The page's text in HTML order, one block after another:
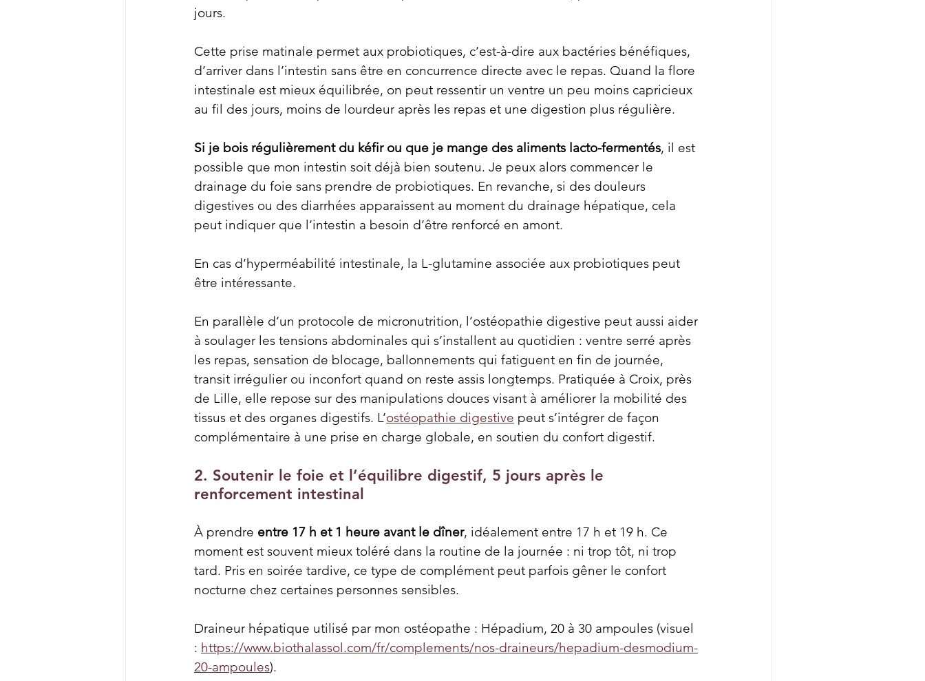
jours.
Cette prise matinale permet aux probiotiques, c’est-à-dire aux bactéries bénéfiques,
d’arriver dans l’intestin sans être en concurrence directe avec le repas. Quand la flore
intestinale est mieux équilibrée, on peut ressentir un ventre un peu moins capricieux
au fil des jours, moins de lourdeur après les repas et une digestion plus régulière.
Si je bois régulièrement du kéfir ou que je mange des aliments lacto-fermentés, il est
possible que mon intestin soit déjà bien soutenu. Je peux alors commencer le
drainage du foie sans prendre de probiotiques. En revanche, si des douleurs
digestives ou des diarrhées apparaissent au moment du drainage hépatique, cela
peut indiquer que l’intestin a besoin d’être renforcé en amont.
En cas d’hyperméabilité intestinale, la L-glutamine associée aux probiotiques peut
être intéressante.
En parallèle d’un protocole de micronutrition, l’ostéopathie digestive peut aussi aider
à soulager les tensions abdominales qui s’installent au quotidien : ventre serré après
les repas, sensation de blocage, ballonnements qui fatiguent en fin de journée,
transit irrégulier ou inconfort quand on reste assis longtemps. Pratiquée à Croix, près
de Lille, elle repose sur des manipulations douces visant à améliorer la mobilité des
tissus et des organes digestifs. L’ostéopathie digestive peut s’intégrer de façon
complémentaire à une prise en charge globale, en soutien du confort digestif.
2. Soutenir le foie et l’équilibre digestif, 5 jours après le
renforcement intestinal
À prendre entre 17 h et 1 heure avant le dîner, idéalement entre 17 h et 19 h. Ce
moment est souvent mieux toléré dans la routine de la journée : ni trop tôt, ni trop
tard. Pris en soirée tardive, ce type de complément peut parfois gêner le confort
nocturne chez certaines personnes sensibles.
Draineur hépatique utilisé par mon ostéopathe : Hépadium, 20 à 30 ampoules (visuel
: https://www.biothalassol.com/fr/complements/nos-draineurs/hepadium-desmodium-
20-ampoules).